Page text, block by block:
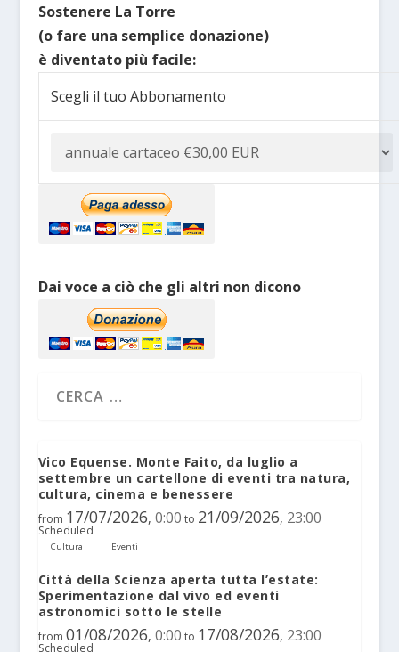
Sostenere La Torre
(o fare una semplice donazione)
è diventato più facile:
Scegli il tuo Abbonamento
Dai voce a ciò che gli altri non dicono
Vico Equense. Monte Faito, da luglio a
settembre un cartellone di eventi tra natura,
cultura, cinema e benessere
from 17/07/2026, 0:00 to 21/09/2026, 23:00
Scheduled
Cultura Eventi
Città della Scienza aperta tutta l’estate:
Sperimentazione dal vivo ed eventi
astronomici sotto le stelle
from 01/08/2026, 0:00 to 17/08/2026, 23:00
Scheduled